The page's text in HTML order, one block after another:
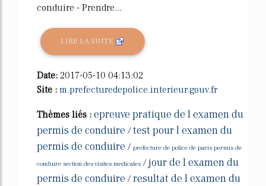
conduire - Prendre...
LIRE LA SUITE
Date: 2017-05-10 04:13:02
Site : m.prefecturedepolice.interieur.gouv.fr
Thèmes liés : epreuve pratique de l examen du
permis de conduire /test pour l examen du
permis de conduire / prefecture de police de paris permis de
conduire section des visites medicales /jour de l examen du
permis de conduire /resultat de l examen du